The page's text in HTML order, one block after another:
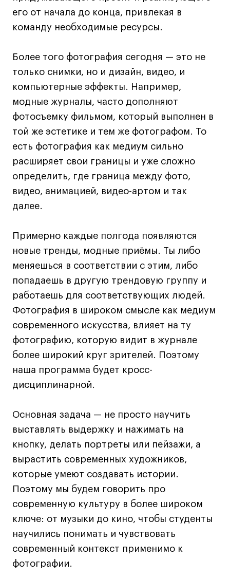
События
События
Истории успеха
Истории успеха
Работы студентов
Работы студентов
Адрес на карте
Адрес на карте
Universal University
Universal University
EN
EN
© 2026 БВШД
Политика конфиденциальности
Условия возврата
Кредит на образование с господдержкой
Лицензия на осуществление образовательной
Университет»
Карта сайта
его от начала до конца, привлекая в
команду необходимые ресурсы.
Более того фотография сегодня — это не
только снимки, но и дизайн, видео, и
компьютерные эффекты. Например,
модные журналы, часто дополняют
фотосъемку фильмом, который выполнен в
той же эстетике и тем же фотографом. То
есть фотография как медиум сильно
расширяет свои границы и уже сложно
определить, где граница между фото,
видео, анимацией, видео-артом и так
далее.
Примерно каждые полгода появляются
новые тренды, модные приёмы. Ты либо
меняешься в соответствии с этим, либо
попадаешь в другую трендовую группу и
работаешь для соответствующих людей.
Фотография в широком смысле как медиум
современного искусства, влияет на ту
фотографию, которую видит в журнале
более широкий круг зрителей. Поэтому
наша программа будет кросс-
дисциплинарной.
Основная задача — не просто научить
выставлять выдержку и нажимать на
кнопку, делать портреты или пейзажи, а
вырастить современных художников,
которые умеют создавать истории.
Поэтому мы будем говорить про
современную культуру в более широком
ключе: от музыки до кино, чтобы студенты
научились понимать и чувствовать
современный контекст применимо к
фотографии.